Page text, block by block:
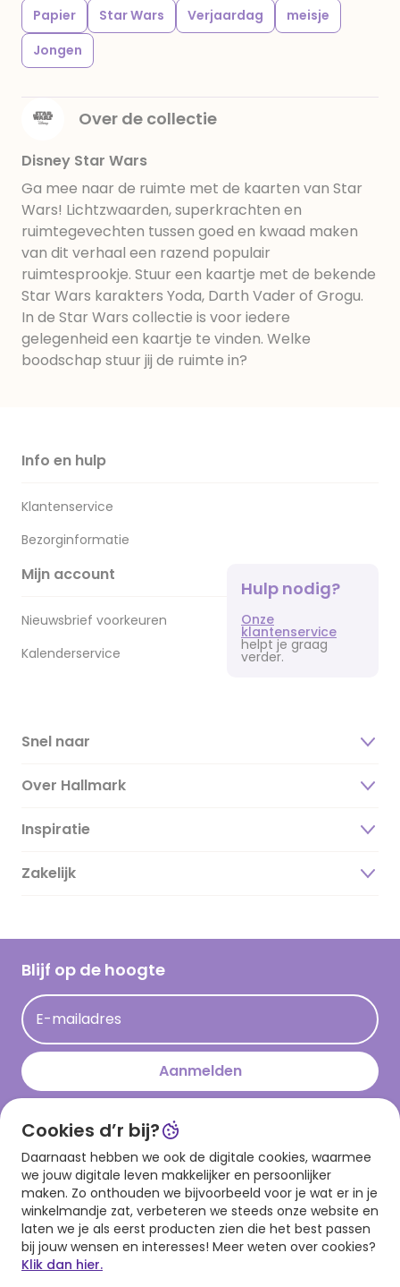
Papier Star Wars Verjaardag
meisje
Jongen
Over de collectie
Disney Star Wars
Ga mee naar de ruimte met de kaarten van Star
Wars! Lichtzwaarden, superkrachten en
ruimtegevechten tussen goed en kwaad maken
van dit verhaal een razend populair
ruimtesprookje. Stuur een kaartje met de bekende
Star Wars karakters Yoda, Darth Vader of Grogu.
In de Star Wars collectie is voor iedere
gelegenheid een kaartje te vinden. Welke
boodschap stuur jij de ruimte in?
Info en hulp
Klantenservice
Bezorginformatie
Mijn account
Nieuwsbrief voorkeuren
Kalenderservice
Hulp nodig?
Onze
klantenservice
helpt je graag
verder.
Snel naar
Over Hallmark
Over ons
Duurzaamheid
Hallmark Kaartclub
Acties
Persberichten
Hallmark en Kinderpostzegels
Inspiratie
Magazine
Cadeau inspiratie
Kaartinspiratie
Zakelijk
Blijf op de hoogte
E-mailadres
Aanmelden
Download onze app
Cookies d’r bij?
Daarnaast hebben we ook de digitale cookies, waarmee
we jouw digitale leven makkelijker en persoonlijker
maken. Zo onthouden we bijvoorbeeld voor je wat er in je
winkelmandje zat, verbeteren we steeds onze website en
laten we je als eerst producten zien die het best passen
bij jouw wensen en interesses! Meer weten over cookies?
Klik dan hier.